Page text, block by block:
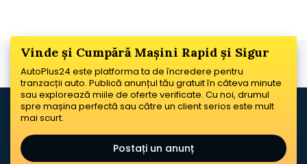
Vinde și Cumpără Mașini Rapid și Sigur
AutoPlus24 este platforma ta de încredere pentru
tranzacții auto. Publică anunțul tău gratuit în câteva minute
sau explorează miile de oferte verificate. Cu noi, drumul
spre mașina perfectă sau către un client serios este mult
mai scurt.
Postați un anunț